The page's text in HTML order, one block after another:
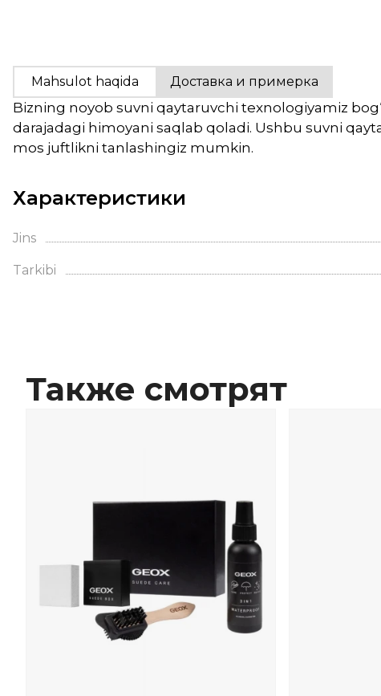
Mahsulot haqida Доставка и примерка
Bizning noyob suvni qaytaruvchi texnologiyamiz
darajadagi himoyani saqlab qoladi. Ushbu suvni
mos juftlikni tanlashingiz mumkin.
Характеристики
Jins
Tarkibi
Также смотрят